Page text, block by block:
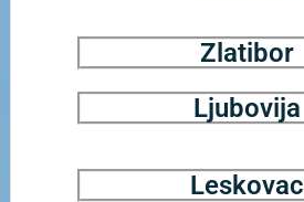
Zlatibor
Ljubovija
Leskovac